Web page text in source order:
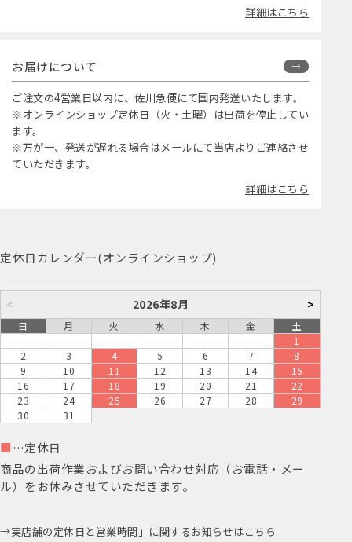
詳細はこちら
お届けについて
ご注文の4営業日以内に、佐川急便にて国内発送いたします。
※オンラインショップ定休日（火・土曜）は出荷を停止してい
ます。
※万が一、発送が遅れる場合はメールにて当店よりご連絡させ
ていただきます。
詳細はこちら
定休日カレンダー(オンラインショップ)
< 2026年8月 >
日 月 火 水 木 金
土
1
2
3 4 5 6 7
8
9
10 11 12 13 14
15
16
17 18 19 20 21
22
23
24 25 26 27 28
29
30
31
■ …定休日
商品の出荷作業およびお問い合わせ対応（お電話・メー
ル）をお休みさせていただきます。
実店舗の定休日と営業時間」に関するお知らせはこちら